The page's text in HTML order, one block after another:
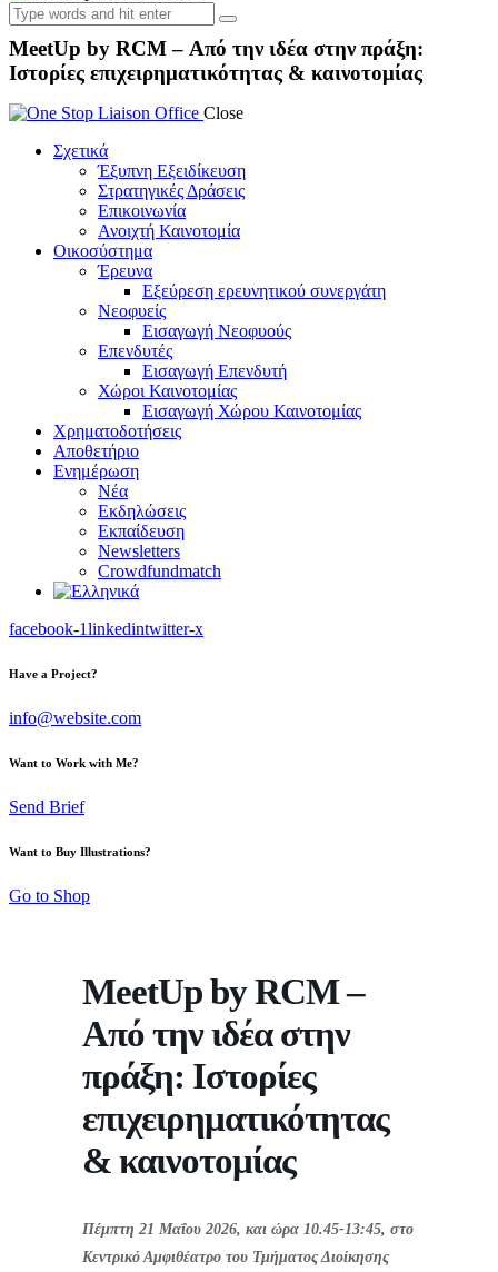
MeetUp by RCM – Από την ιδέα στην πράξη:
Ιστορίες επιχειρηματικότητας & καινοτομίας
Close
Σχετικά
Έξυπνη Εξειδίκευση
Στρατηγικές Δράσεις
Επικοινωνία
Ανοιχτή Καινοτομία
Οικοσύστημα
Έρευνα
Εξεύρεση ερευνητικού συνεργάτη
Νεοφυείς
Εισαγωγή Νεοφυούς
Επενδυτές
Εισαγωγή Επενδυτή
Χώροι Καινοτομίας
Εισαγωγή Χώρου Καινοτομίας
Χρηματοδοτήσεις
Αποθετήριο
Ενημέρωση
Νέα
Εκδηλώσεις
Εκπαίδευση
Newsletters
Crowdfundmatch
facebook-1linkedintwitter-x
Have a Project?
info@website.com
Want to Work with Me?
Send Brief
Want to Buy Illustrations?
Go to Shop
MeetUp by RCM –
Από την ιδέα στην
πράξη: Ιστορίες
επιχειρηματικότητας
& καινοτομίας
Πέμπτη 21 Μαΐου 2026, και ώρα 10.45-13:45, στο
Κεντρικό Αμφιθέατρο του Τμήματος Διοίκησης